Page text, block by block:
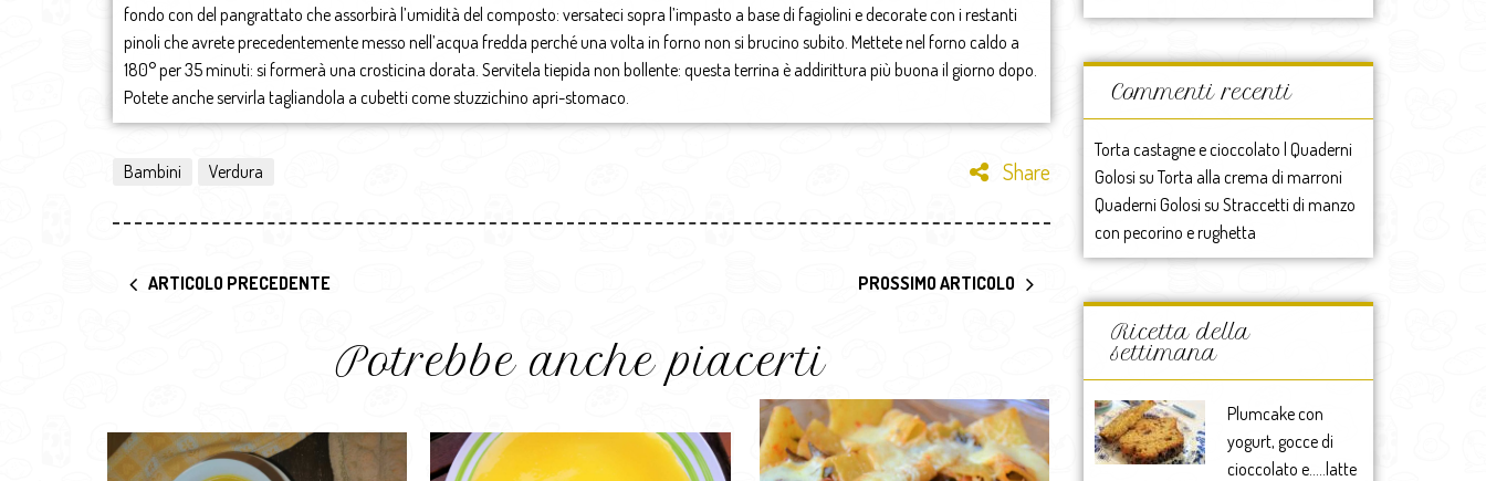
fondo con del pangrattato che assorbirà l’umidità del composto: versateci sopra l’impasto a base di fagiolini e decorate con i restanti
pinoli che avrete precedentemente messo nell’acqua fredda perché una volta in forno non si brucino subito. Mettete nel forno caldo a
180° per 35 minuti: si formerà una crosticina dorata. Servitela tiepida non bollente: questa terrina è addirittura più buona il giorno dopo.
Potete anche servirla tagliandola a cubetti come stuzzichino apri-stomaco.
Bambini Verdura Share
ARTICOLO PRECEDENTE PROSSIMO ARTICOLO
Potrebbe anche piacerti
Commenti recenti
Torta castagne e cioccolato | Quaderni
Golosi suTorta alla crema di marroni
Quaderni Golosi su Straccetti di manzo
con pecorino e rughetta
Ricetta della
settimana
Plumcake con
yogurt, gocce di
cioccolato e…..latte